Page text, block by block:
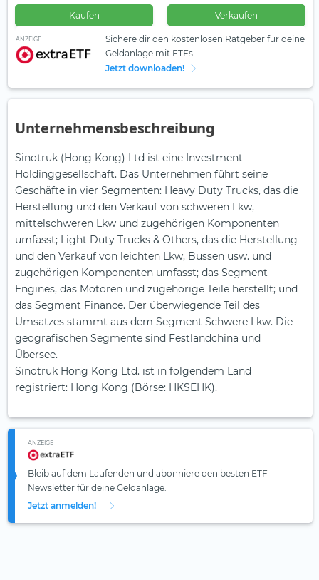
Kaufen Verkaufen
ANZEIGE
Sichere dir den kostenlosen Ratgeber für deine
Geldanlage mit ETFs.
Jetzt downloaden!
Unternehmensbeschreibung
Sinotruk (Hong Kong) Ltd ist eine Investment-
Holdinggesellschaft. Das Unternehmen führt seine
Geschäfte in vier Segmenten: Heavy Duty Trucks, das die
Herstellung und den Verkauf von schweren Lkw,
mittelschweren Lkw und zugehörigen Komponenten
umfasst; Light Duty Trucks & Others, das die Herstellung
und den Verkauf von leichten Lkw, Bussen usw. und
zugehörigen Komponenten umfasst; das Segment
Engines, das Motoren und zugehörige Teile herstellt; und
das Segment Finance. Der überwiegende Teil des
Umsatzes stammt aus dem Segment Schwere Lkw. Die
geografischen Segmente sind Festlandchina und
Übersee.
Sinotruk Hong Kong Ltd. ist in folgendem Land
registriert: Hong Kong (Börse: HKSEHK).
ANZEIGE
Bleib auf dem Laufenden und abonniere den besten ETF-
Newsletter für deine Geldanlage.
Jetzt anmelden!